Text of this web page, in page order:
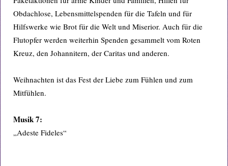
Obdachlose, Lebensmittelspenden für die Tafeln und für
Hilfswerke wie Brot für die Welt und Miserior. Auch für die
Flutopfer werden weiterhin Spenden gesammelt vom Roten
Kreuz, den Johannitern, der Caritas und anderen.
Weihnachten ist das Fest der Liebe zum Fühlen und zum
Mitfühlen.
Musik 7:
„Adeste Fideles“